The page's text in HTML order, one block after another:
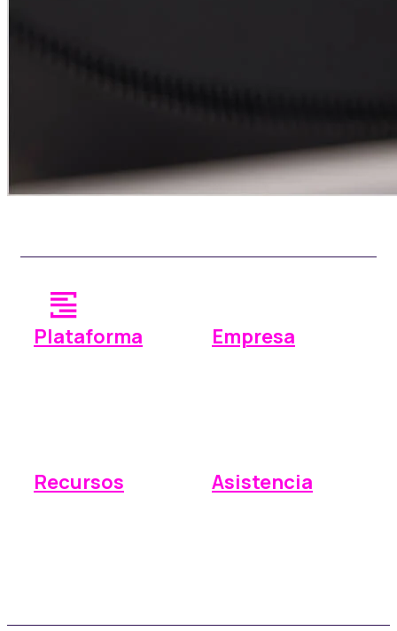
Plataforma Empresa
Recursos Asistencia